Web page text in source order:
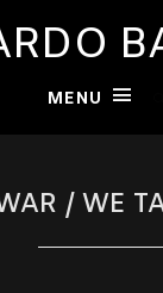
MENU
/ WE